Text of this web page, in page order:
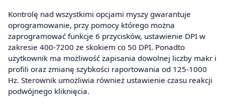
Kontrolę nad wszystkimi opcjami myszy gwarantuje
oprogramowanie, przy pomocy którego można
zaprogramować funkcje 6 przycisków, ustawienie DPI w
zakresie 400-7200 ze skokiem co 50 DPI. Ponadto
użytkownik ma możliwość zapisania dowolnej liczby makr i
profili oraz zmianę szybkości raportowania od 125-1000
Hz. Sterownik umożliwia również ustawienie czasu reakcji
podwójnego kliknięcia.